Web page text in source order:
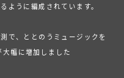
ように編成されています。
で、ととのうミュージックを
幅に増加しました